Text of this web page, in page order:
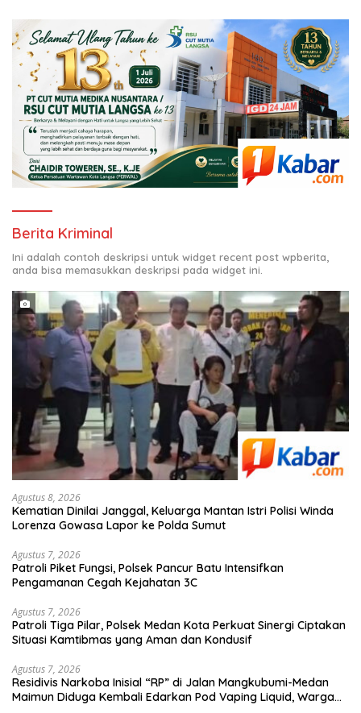
Berita Kriminal
Ini adalah contoh deskripsi untuk widget recent post wpberita,
anda bisa memasukkan deskripsi pada widget ini.
Agustus 8, 2026
Kematian Dinilai Janggal, Keluarga Mantan Istri Polisi Winda
Lorenza Gowasa Lapor ke Polda Sumut
Agustus 7, 2026
Patroli Piket Fungsi, Polsek Pancur Batu Intensifkan
Pengamanan Cegah Kejahatan 3C
Agustus 7, 2026
Patroli Tiga Pilar, Polsek Medan Kota Perkuat Sinergi Ciptakan
Situasi Kamtibmas yang Aman dan Kondusif
Agustus 7, 2026
Residivis Narkoba Inisial “RP” di Jalan Mangkubumi-Medan
Maimun Diduga Kembali Edarkan Pod Vaping Liquid, Warga